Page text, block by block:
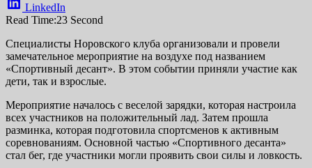
LinkedIn
Read Time:23 Second
Специалисты Норовского клуба организовали и провели
замечательное мероприятие на воздухе под названием
«Спортивный десант». В этом событии приняли участие как
дети, так и взрослые.
Мероприятие началось с веселой зарядки, которая настроила
всех участников на положительный лад. Затем прошла
разминка, которая подготовила спортсменов к активным
соревнованиям. Основной частью «Спортивного десанта»
стал бег, где участники могли проявить свои силы и ловкость.